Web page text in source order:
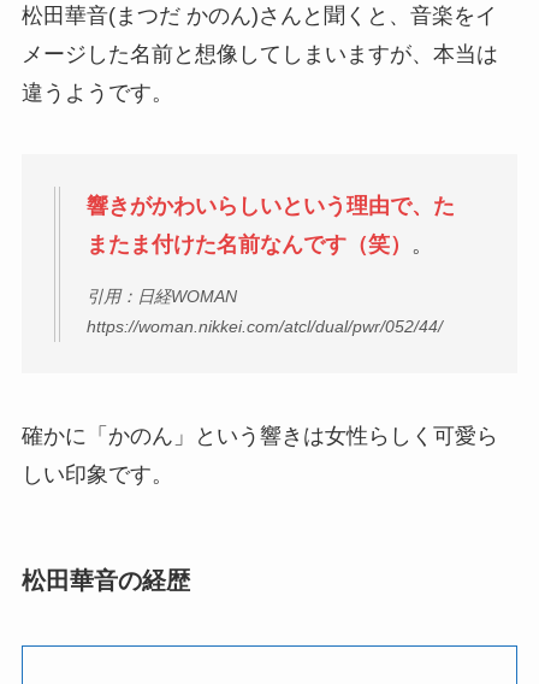
松田華音(まつだ かのん)さんと聞くと、音楽をイ
メージした名前と想像してしまいますが、本当は
違うようです。
響きがかわいらしいという理由で、た
またま付けた名前なんです（笑） 。
引用：日経WOMAN
https://woman.nikkei.com/atcl/dual/pwr/052/44/
確かに「かのん」という響きは女性らしく可愛ら
しい印象です。
松田華音の経歴